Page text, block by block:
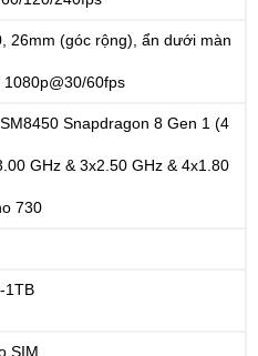
26mm (góc rộng), ẩn dưới màn
60fps
Snapdragon 8 Gen 1 (4
GHz & 3x2.50 GHz & 4x1.80
730
1TB
SIM